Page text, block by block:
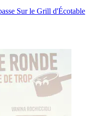
Sur le Grill d'Écotable